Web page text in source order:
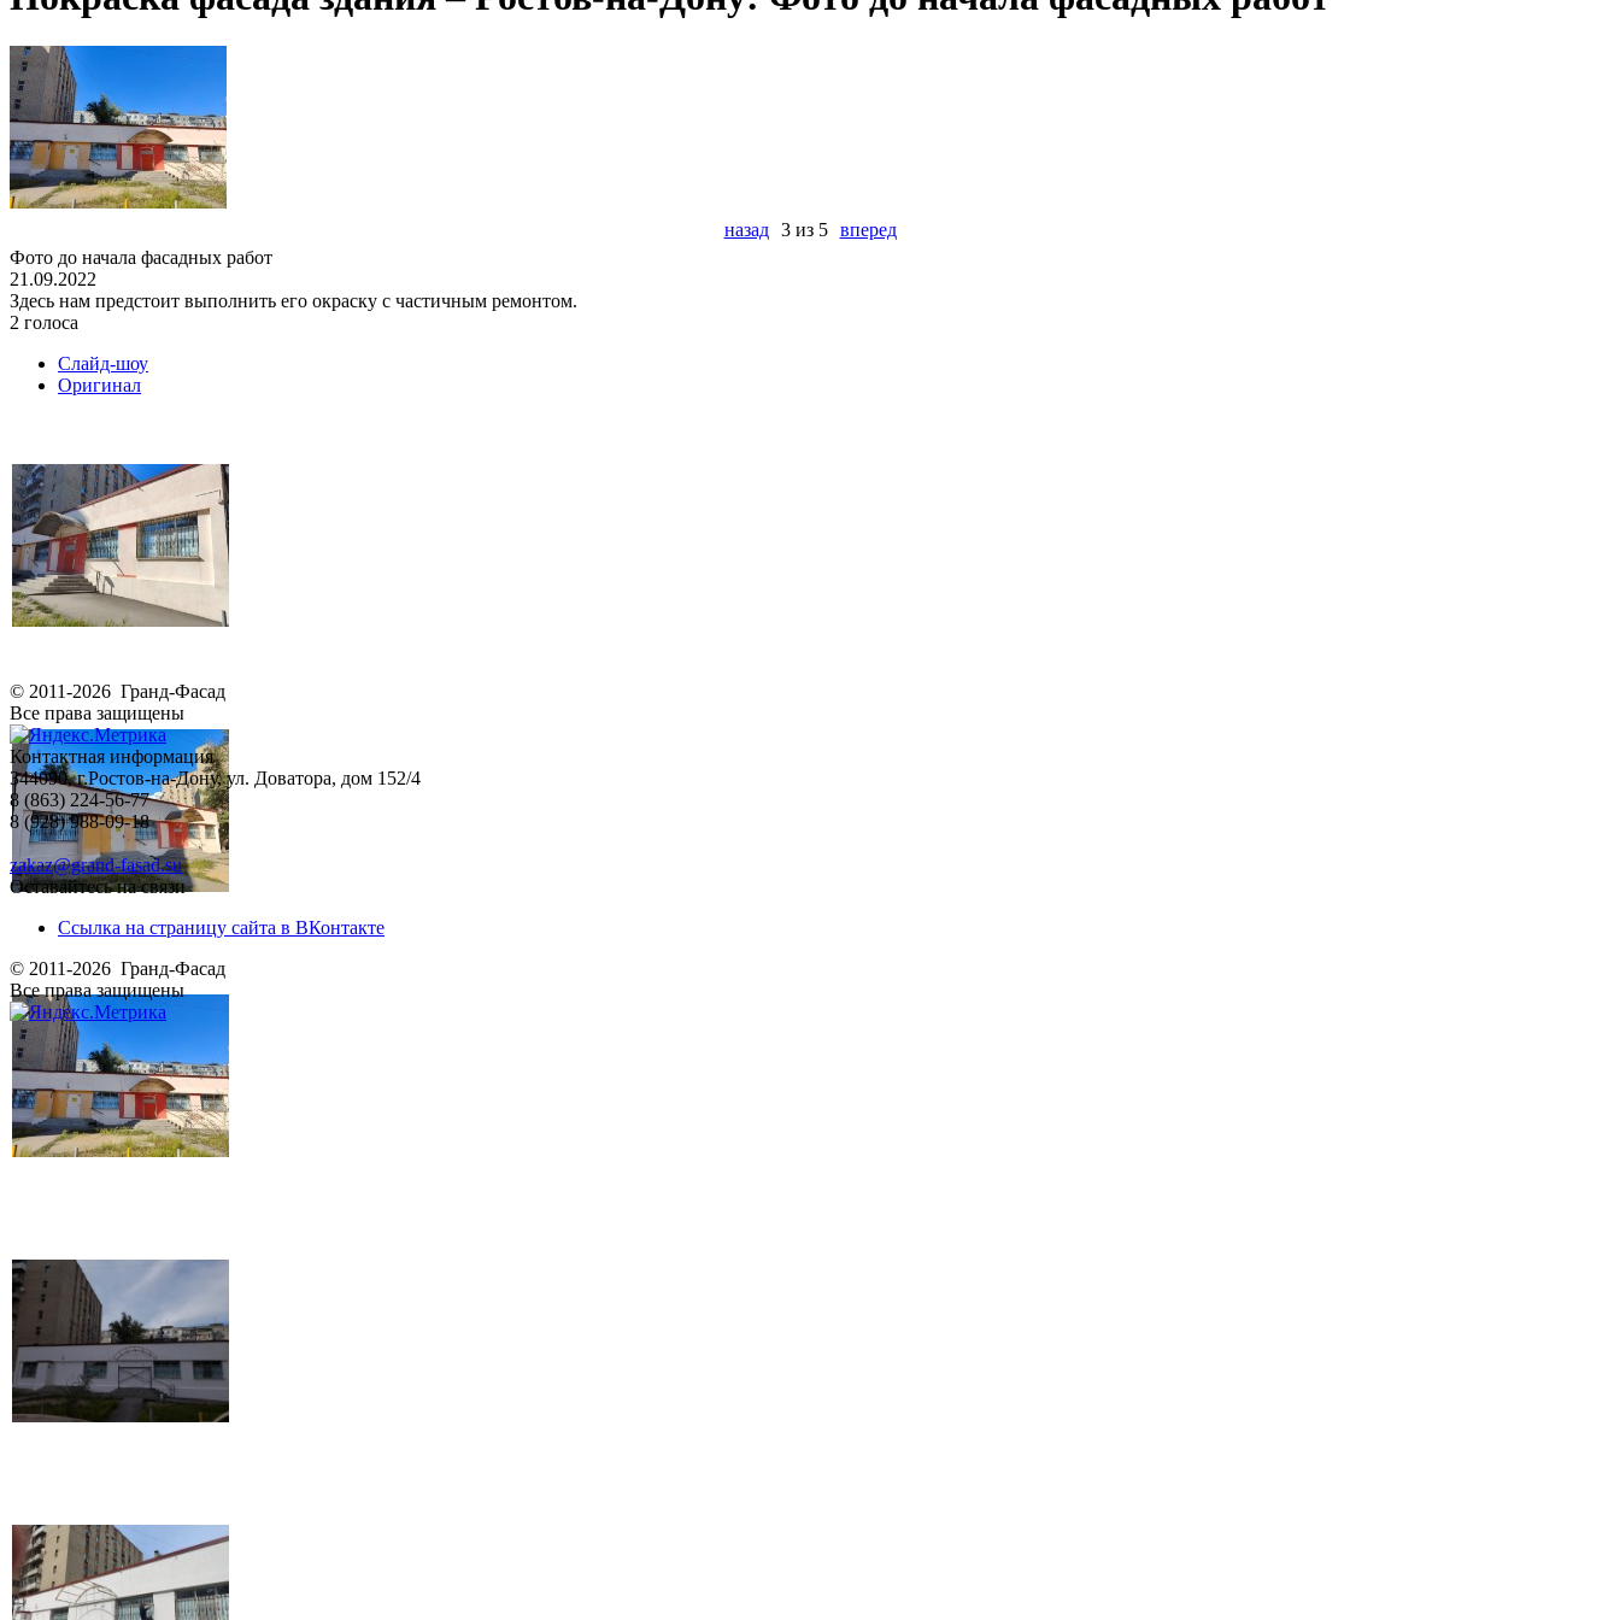
назад 3 из 5
вперед
Фото до начала фасадных работ
21.09.2022
Здесь нам предстоит выполнить его окраску с частичным ремонтом.
2 голоса
Слайд-шоу
Оригинал
© 2011-2026 Гранд-Фасад
Все права защищены
Контактная информация
344090, г.Ростов-на-Дону, ул. Доватора, дом 152/4
8 (863) 224-56-77
8 (928) 988-09-18
zakaz@grand-fasad.su
Оставайтесь на связи
Ссылка на страницу сайта в ВКонтакте
© 2011-2026 Гранд-Фасад
Все права защищены